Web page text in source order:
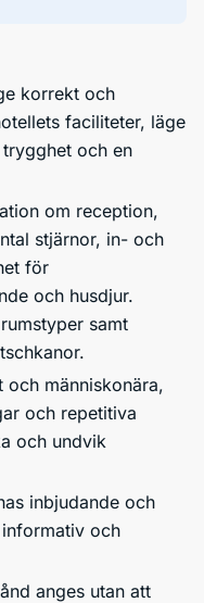
korrekt och
faciliteter, läge
och en
om reception,
stjärnor, in- och
för
och husdjur.
samt
och människonära,
och repetitiva
och undvik
inbjudande och
och
anges utan att